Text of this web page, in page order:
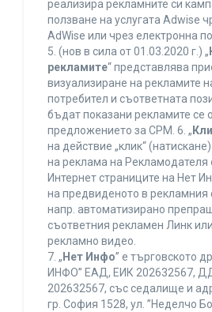
реализира рекламните си
ползване на услугата Adwise
AdWise или чрез електронна
5. (нов в сила от 01.03.2020 г.) „
рекламите“ представлява
визуализиране на рекламите
потребител и съответната
бъдат показани рекламите се
предложението за CPM. 6. „
на действие „клик“
на реклама на Рекламодателя
Интернет страниците на Нет
на предвиденото в
напр. автоматизирано
съответния рекламен Линк
рекламно видео.
7. „ Нет Инфо” е търговското
ИНФО” ЕАД, ЕИК 202632567,
202632567, със седалище и
гр. София 1528, ул. ”Неделчо